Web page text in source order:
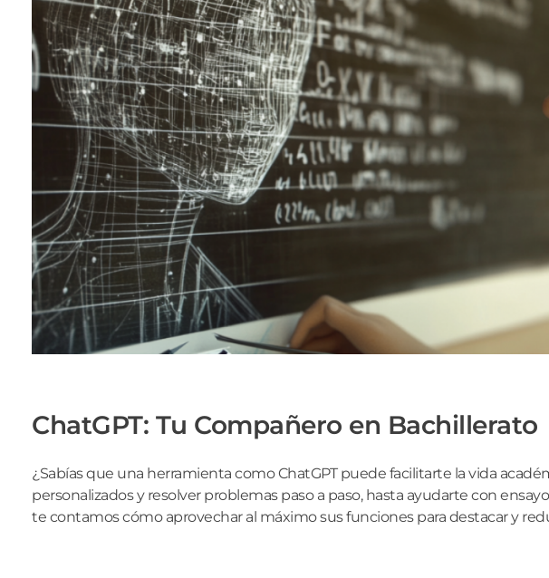
ChatGPT: Tu Compañero en Bachillerato
¿Sabías que una herramienta como ChatGPT puede facilitarte la vida
personalizados y resolver problemas paso a paso, hasta ayudarte con
te contamos cómo aprovechar al máximo sus funciones para destacar y